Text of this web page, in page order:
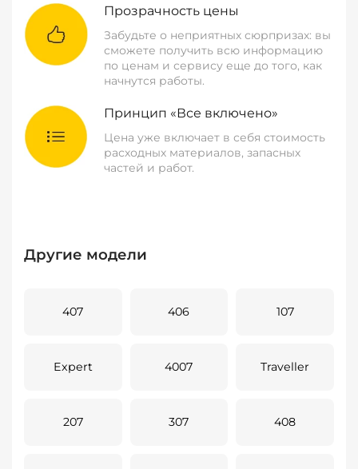
Прозрачность цены
Забудьте о неприятных сюрпризах: вы
сможете получить всю информацию
по ценам и сервису еще до того, как
начнутся работы.
Принцип «Все включено»
Цена уже включает в себя стоимость
расходных материалов, запасных
частей и работ.
Другие модели
407 406 107
Expert 4007 Traveller
207 307 408